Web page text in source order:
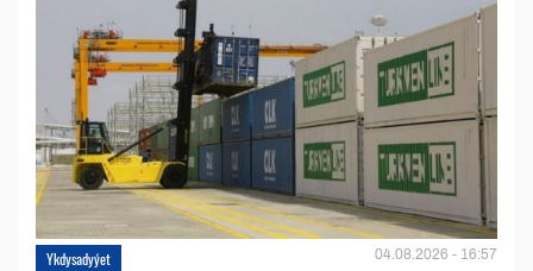
Ykdysadyýet 04.08.2026 - 16:57